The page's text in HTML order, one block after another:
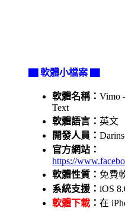
▇ 軟體小檔案 ▇
軟體名稱： Vimo
Text
軟體語言： 英文
開發人員：
官方網站：
https://
軟體性質： 免費
系統支援： iOS
軟體下載 ： 在